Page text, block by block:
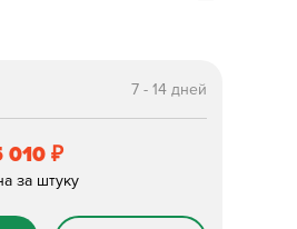
7 - 14 дней
010₽
за штуку